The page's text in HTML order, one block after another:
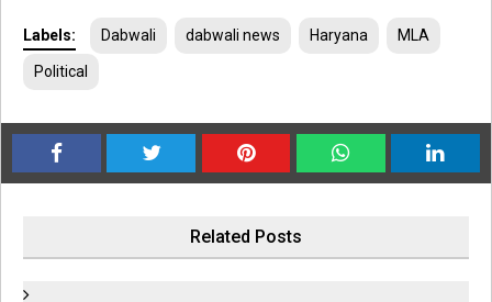
Labels: Dabwali dabwali news Haryana MLA
Political
Related Posts